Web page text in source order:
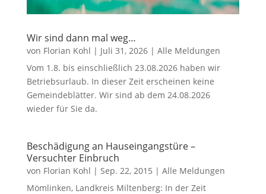
Wir sind dann mal weg…
von Florian Kohl | Juli 31, 2026| Alle Meldungen
Vom 1.8. bis einschließlich 23.08.2026 haben wir
Betriebsurlaub. In dieser Zeit erscheinen keine
Gemeindeblätter. Wir sind ab dem 24.08.2026
wieder für Sie da.
Beschädigung an Hauseingangstüre –
Versuchter Einbruch
von Florian Kohl | Sep. 22, 2015 | Alle Meldungen
Mömlinken, Landkreis Miltenberg: In der Zeit